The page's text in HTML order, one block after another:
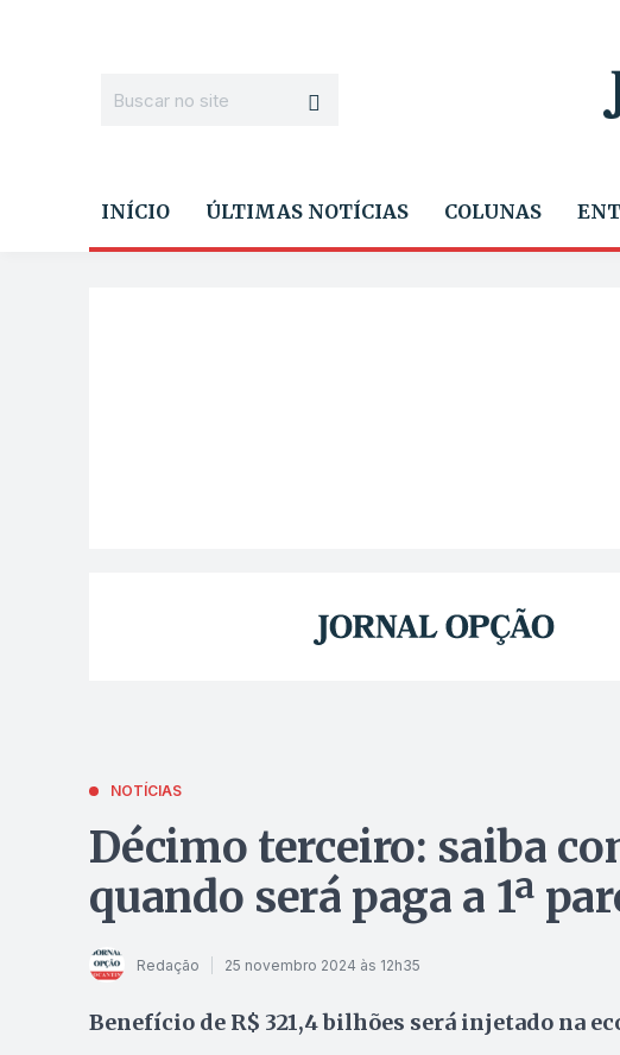
INÍCIO ÚLTIMAS NOTÍCIAS COLUNAS
NOTÍCIAS
Décimo terceiro: saiba
quando será paga a 1ª
Redação 25 novembro 2024 às 12h35
Benefício de R$ 321,4 bilhões será injetado na